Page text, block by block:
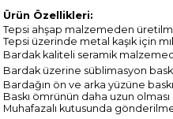
Ürün Özellikleri:
Tepsi ahşap malzemeden
Tepsi üzerinde metal kaşık için
Bardak kaliteli seramik
Bardak üzerine süblimasyon
Bardağın ön ve arka yüzüne
Baskı ömrünün daha uzun
Muhafazalı kutusunda